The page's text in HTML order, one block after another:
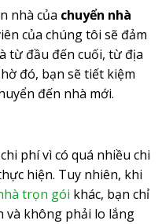
nhà của chuyển nhà
của chúng tôi sẽ đảm
từ đầu đến cuối, từ địa
đó, bạn sẽ tiết kiệm
đến nhà mới.
phí vì có quá nhiều chi
hiện. Tuy nhiên, khi
trọn gói khác, bạn chỉ
và không phải lo lắng